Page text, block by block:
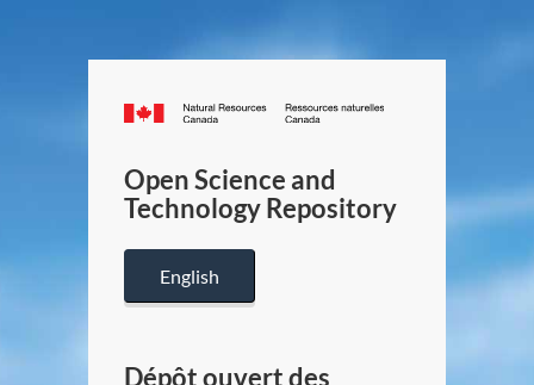
Canada.ca
/
Canada
Open Science and
Technology Repository
English
Dépôt ouvert des